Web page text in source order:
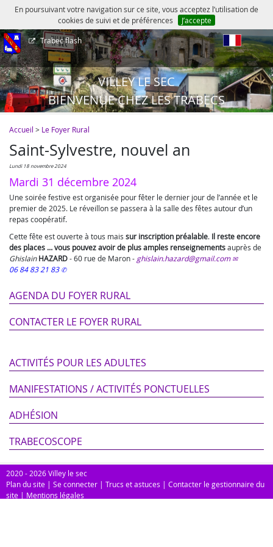
En poursuivant votre navigation sur ce site, vous acceptez l’utilisation de
cookies de suivi et de préférences
J’accepte
Trabec flash
VILLEY LE SEC
BIENVENUE CHEZ LES TRABECS
Accueil > Le Foyer Rural
Saint-Sylvestre, nouvel an
lundi 18 novembre 2024
Mardi 31 décembre 2024
Une soirée festive est organisée pour fêter le dernier jour de l’année et le
premier de 2025. Le réveillon se passera à la salle des fêtes autour d’un
repas coopératif.
Cette fête est ouverte à tous mais sur inscription préalable. Il reste encore
des places … vous pouvez avoir de plus amples renseignementsauprès de
Ghislain HAZARD-60 rue de Maron- ghislain.hazard@gmail.com
06 84 83 21 83
AGENDA DU FOYER RURAL
CONTACTER LE FOYER RURAL
ACTIVITÉS POUR LES ADULTES
MANIFESTATIONS / ACTIVITÉS PONCTUELLES
ADHÉSION
TRABECOSCOPE
2020 - 2026 Villey le sec
Plan du site | Se connecter | Trucs et astuces | Contacter le gestionnaire du
site | Mentions légales